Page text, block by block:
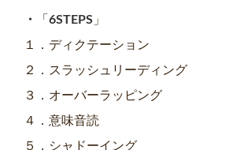
・ 「 6STEPS 」
１．ディクテーション
２．スラッシュリーディング
３．オーバーラッピング
４．意味音読
５．シャドーイング